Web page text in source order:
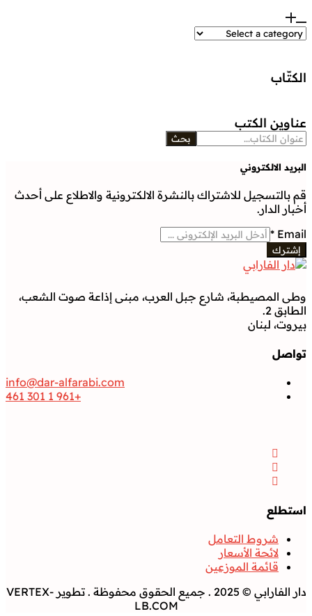
الكتّاب
عناوين الكتب
بحث
البريد الالكتروني
قم بالتسجيل للاشتراك بالنشرة الالكترونية والاطلاع على أحدث
أخبار الدار.
Email
*
إشترك
وطى المصيطبة، شارع جبل العرب، مبنى إذاعة صوت الشعب،
الطابق 2.
بيروت، لبنان
تواصل
info@dar-alfarabi.com
+961 1 301 461
استطلع
شروط التعامل
لائحة الأسعار
قائمة الموزعين
دار الفارابي © 2025 . جميع الحقوق محفوظة . تطوير VERTEX-
LB.COM